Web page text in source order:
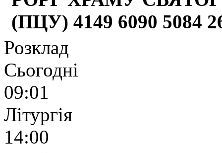
(ПЦУ) 4149 6090 5084
Розклад
Сьогодні
09:01
Літургія
14:00